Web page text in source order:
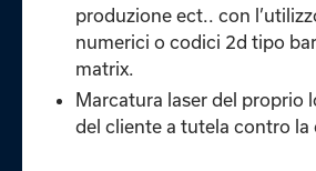
produzione ect.. con
numerici o codici 2d tipo
matrix.
Marcatura laser del proprio
del cliente a tutela contro